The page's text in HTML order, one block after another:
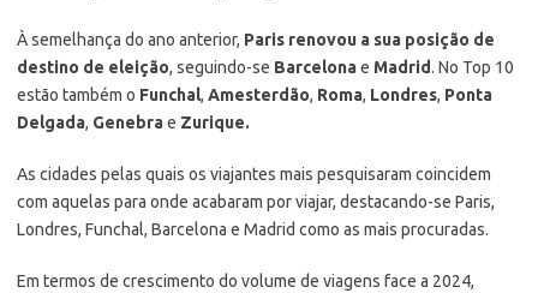
À semelhança do ano anterior, Paris renovou a sua posição de
destino de eleição, seguindo-se Barcelonae Madrid. No Top 10
estão também o Funchal, Amesterdão, Roma, Londres, Ponta
Delgada, Genebrae Zurique.
As cidades pelas quais os viajantes mais pesquisaram coincidem
com aquelas para onde acabaram por viajar, destacando-se Paris,
Londres, Funchal, Barcelona e Madrid como as mais procuradas.
Em termos de crescimento do volume de viagens face a 2024,